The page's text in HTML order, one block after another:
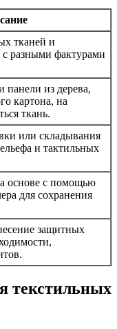
тканей и
с разными фактурами
панели из дерева,
картона, на
ткань.
или складывания
и тактильных
основе с помощью
для сохранения
защитных
текстильных